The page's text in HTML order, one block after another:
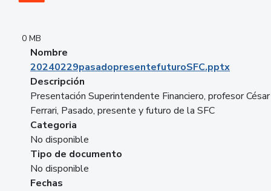
0 MB
Nombre
20240229pasadopresentefuturoSFC.pptx
Descripción
Presentación Superintendente Financiero, profesor César
Ferrari, Pasado, presente y futuro de la SFC
Categoria
No disponible
Tipo de documento
No disponible
Fechas